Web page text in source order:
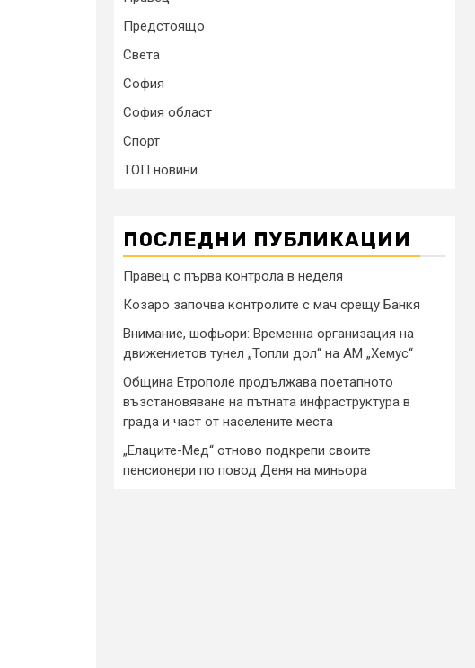
Предстоящо
Света
София
София област
Спорт
ТОП новини
ПОСЛЕДНИ ПУБЛИКАЦИИ
Правец с първа контрола в неделя
Козаро започва контролите с мач срещу Банкя
Внимание, шофьори: Временна организация на
движениетов тунел „Топли дол“ на АМ „Хемус“
Община Етрополе продължава поетапното
възстановяване на пътната инфраструктура в
града и част от населените места
„Елаците-Мед“ отново подкрепи своите
пенсионери по повод Деня на миньора